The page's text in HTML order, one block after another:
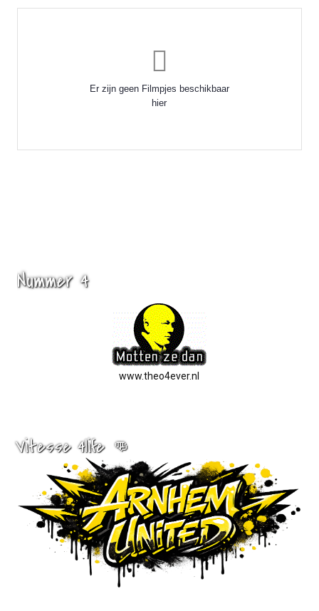
Er zijn geen Filmpjes beschikbaar
hier
Nummer 4
www.theo4ever.nl
Vitesse 4life 👊